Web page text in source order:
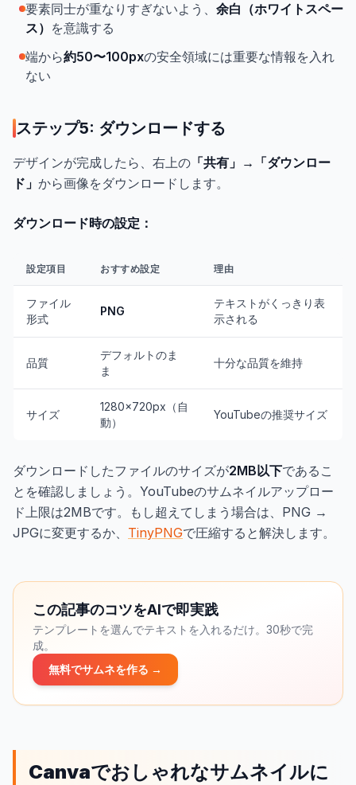
要素同士が重なりすぎないよう、 余白（ホワイトスペー
ス） を意識する
端から約50〜100pxの安全領域には重要な情報を入れ
ない
ステップ5: ダウンロードする
デザインが完成したら、右上の 「共有」→「ダウンロー
ド」 から画像をダウンロードします。
ダウンロード時の設定：
設定項目 おすすめ設定 理由
ファイル
形式
PNG
テキストがくっきり表
示される
品質
デフォルトのま
ま
十分な品質を維持
サイズ
1280×720px（自
動）
YouTubeの推奨サイズ
ダウンロードしたファイルのサイズが2MB以下であるこ
とを確認しましょう。YouTubeのサムネイルアップロー
ド上限は2MBです。もし超えてしまう場合は、PNG →
JPGに変更するか、 TinyPNGで圧縮すると解決します。
この記事のコツをAIで即実践
テンプレートを選んでテキストを入れるだけ。30秒で完
成。
無料でサムネを作る →
Canvaでおしゃれなサムネイルに